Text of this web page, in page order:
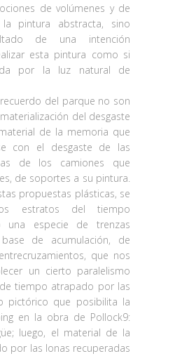
de volúmenes y de
pintura abstracta, sino
de una intención
esta pintura como si
por la luz natural de
del parque no son
del desgaste
de la memoria que
con el desgaste de las
de los camiones que
de soportes a su pintura.
propuestas plásticas, se
estratos del tiempo
una especie de trenzas
de acumulación, de
que nos
un cierto paralelismo
tiempo atrapado por las
pictórico que posibilita la
en la obra de Pollock9:
luego, el material de la
por las lonas recuperadas